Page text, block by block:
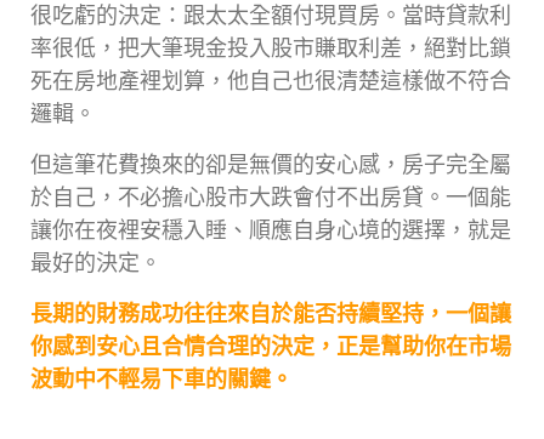
很吃虧的決定：跟太太全額付現買房。當時貸款利
率很低，把大筆現金投入股市賺取利差，絕對比鎖
死在房地產裡划算，他自己也很清楚這樣做不符合
邏輯。
但這筆花費換來的卻是無價的安心感，房子完全屬
於自己，不必擔心股市大跌會付不出房貸。一個能
讓你在夜裡安穩入睡、順應自身心境的選擇，就是
最好的決定。
長期的財務成功往往來自於能否持續堅持，一個讓
你感到安心且合情合理的決定，正是幫助你在市場
波動中不輕易下車的關鍵。